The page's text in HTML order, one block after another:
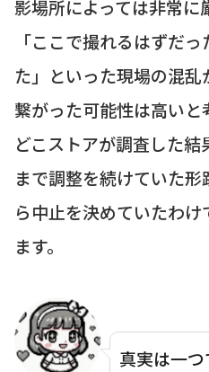
影場所によっては非常に
「ここで撮れるはずだ
た」といった現場の混
繋がった可能性は高いと
どこストアが調査した結
まで調整を続けていた
ら中止を決めていたわ
ます。
真実は一